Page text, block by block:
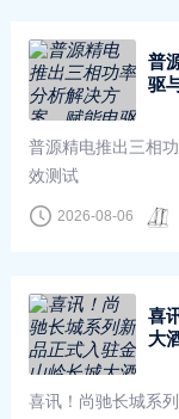
普
驱
普源精电推出三相
效测试
2026-08-06
喜
大
喜讯！尚驰长城系